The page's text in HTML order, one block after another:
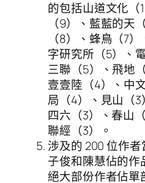
的包括山道文化（
（9）、藍藍的天
（8）、蜂鳥（7
字研究所（5）、
三聯（5）、飛地
壹壹陸（4）、中
局（4）、見山（
四六（3）、春山
聯經（3）。
涉及的 200 位作
子俊和陳慧佔的作
絕大部份作者佔單